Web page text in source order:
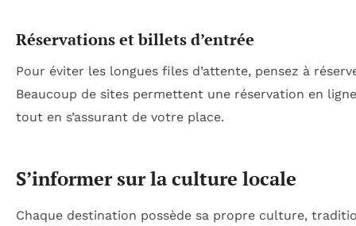
Réservations et billets d’entrée
Pour éviter les longues files d’attente, pensez à
Beaucoup de sites permettent une réservation en
tout en s’assurant de votre place.
S’informer sur la culture locale
Chaque destination possède sa propre culture,